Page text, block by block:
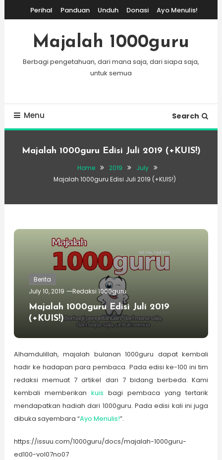
To
Content
Perihal Panduan Unduh Donasi Ayo Menulis!
Majalah 1000guru
Berbagi pengetahuan, dari mana saja, dari siapa saja,
untuk semua
Menu Search
Majalah 1000guru Edisi Juli 2019 (+KUIS!)
Home 2019
July
Majalah 1000guru Edisi Juli 2019 (+KUIS!)
Berita
July 10, 2019
Redaksi 1000guru
Majalah 1000guru Edisi Juli 2019
(+KUIS!)
Alhamdulillah, majalah bulanan 1000guru dapat kembali
hadir ke hadapan para pembaca. Pada edisi ke-100 ini tim
redaksi memuat 7 artikel dari 7 bidang berbeda. Kami
kembali memberikan kuis bagi pembaca yang tertarik
mendapatkan hadiah dari 1000guru. Pada edisi kali ini juga
dibuka sayembara “Ayo Menulis!”.
https://issuu.com/1000guru/docs/majalah-1000guru-
ed100-vol07no07